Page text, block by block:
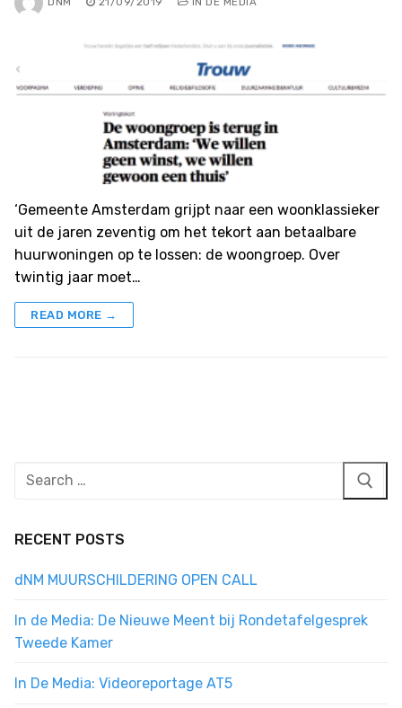
‘Gemeente Amsterdam grijpt naar een woonklassieker
uit de jaren zeventig om het tekort aan betaalbare
huurwoningen op te lossen: de woongroep. Over
twintig jaar moet…
READ MORE →
Search
RECENT POSTS
dNM MUURSCHILDERING OPEN CALL
In de Media: De Nieuwe Meent bij Rondetafelgesprek
Tweede Kamer
In De Media: Videoreportage AT5